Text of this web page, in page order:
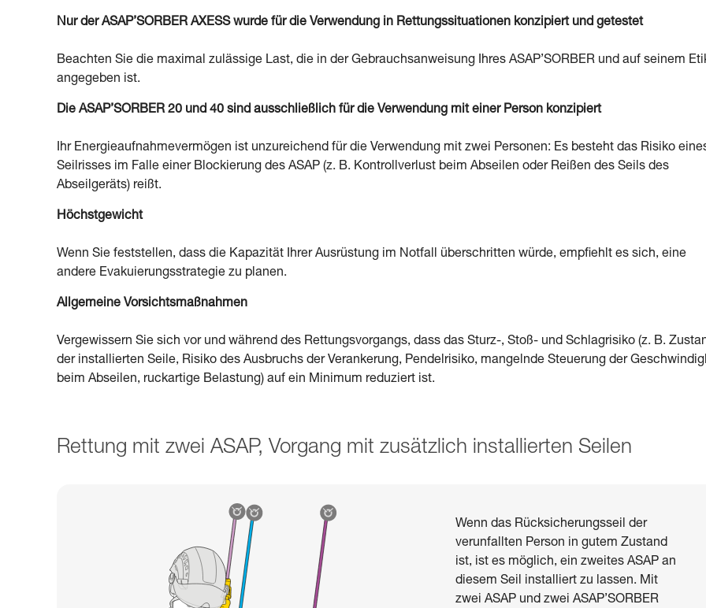
Nur der ASAP’SORBER AXESS wurde für die Verwendung in Rettungssituationen konzipiert und getestet
Beachten Sie die maximal zulässige Last, die in der Gebrauchsanweisung Ihres ASAP’SORBER und auf seinem
angegeben ist.
Die ASAP’SORBER 20 und 40 sind ausschließlich für die Verwendung mit einer Person konzipiert
Ihr Energieaufnahmevermögen ist unzureichend für die Verwendung mit zwei Personen: Es besteht das Risiko
Seilrisses im Falle einer Blockierung des ASAP (z. B. Kontrollverlust beim Abseilen oder Reißen des Seils des
Abseilgeräts) reißt.
Höchstgewicht
Wenn Sie feststellen, dass die Kapazität Ihrer Ausrüstung im Notfall überschritten würde, empfiehlt es sich, eine
andere Evakuierungsstrategie zu planen.
Allgemeine Vorsichtsmaßnahmen
Vergewissern Sie sich vor und während des Rettungsvorgangs, dass das Sturz-, Stoß- und Schlagrisiko (z. B.
der installierten Seile, Risiko des Ausbruchs der Verankerung, Pendelrisiko, mangelnde Steuerung der
beim Abseilen, ruckartige Belastung) auf ein Minimum reduziert ist.
Rettung mit zwei ASAP, Vorgang mit zusätzlich installierten Seilen
Wenn das Rücksicherungsseil der
verunfallten Person in gutem Zustand
ist, ist es möglich, ein zweites ASAP an
diesem Seil installiert zu lassen. Mit
zwei ASAP und zwei ASAP’SORBER